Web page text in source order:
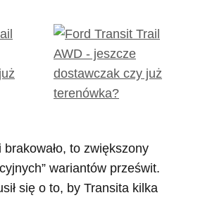
to zwiększony
wariantów prześwit.
się o to, by Transita kilka